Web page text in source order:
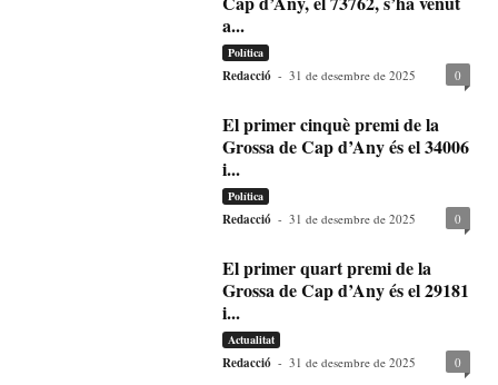
a...
Política
Redacció - 31 de desembre de 2025 0
El primer cinquè premi de la
Grossa de Cap d’Any és el 34006
i...
Política
Redacció - 31 de desembre de 2025 0
El primer quart premi de la
Grossa de Cap d’Any és el 29181
i...
Actualitat
Redacció - 31 de desembre de 2025 0